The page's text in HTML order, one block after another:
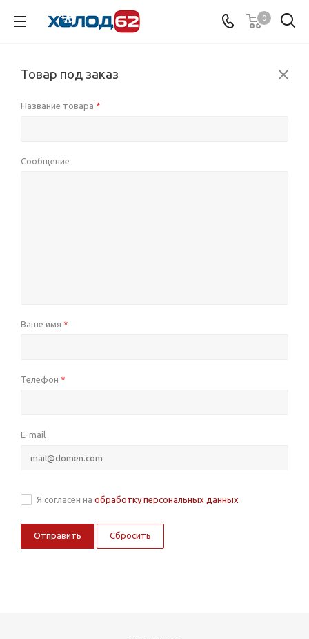
0
Товар под заказ
Название товара *
Сообщение
Ваше имя *
Телефон *
E-mail
Я согласен на обработку персональных данных
Сбросить